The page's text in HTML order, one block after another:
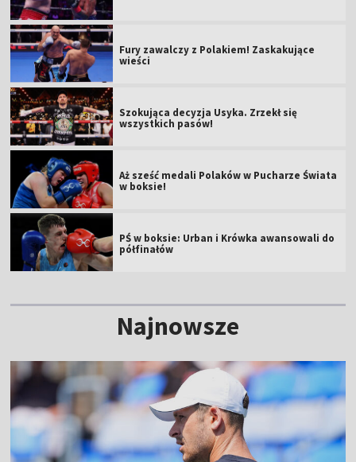
Fury zawalczy z Polakiem! Zaskakujące
wieści
Szokująca decyzja Usyka. Zrzekł się
wszystkich pasów!
Aż sześć medali Polaków w Pucharze Świata
w boksie!
PŚ w boksie: Urban i Krówka awansowali do
półfinałów
Najnowsze